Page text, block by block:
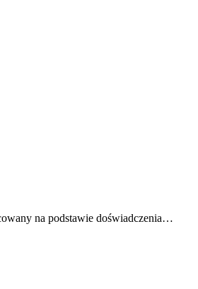
na podstawie doświadczenia…